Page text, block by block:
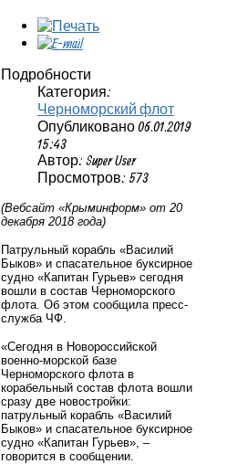
Подробности
Категория:
Черноморский флот
Опубликовано 06.01.2019
15:43
Автор: Super User
Просмотров: 573
(Вебсайт «Крыминформ» от 20
декабря 2018 года)
Патрульный корабль «Василий
Быков» и спасательное буксирное
судно «Капитан Гурьев» сегодня
вошли в состав Черноморского
флота. Об этом сообщила пресс-
служба ЧФ.
«Сегодня в Новороссийской
военно-морской базе
Черноморского флота в
корабельный состав флота вошли
сразу две новостройки:
патрульный корабль «Василий
Быков» и спасательное буксирное
судно «Капитан Гурьев», –
говорится в сообщении.